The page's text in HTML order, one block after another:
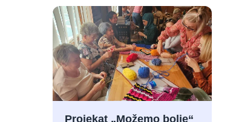
Projekat „Možemo bolje“